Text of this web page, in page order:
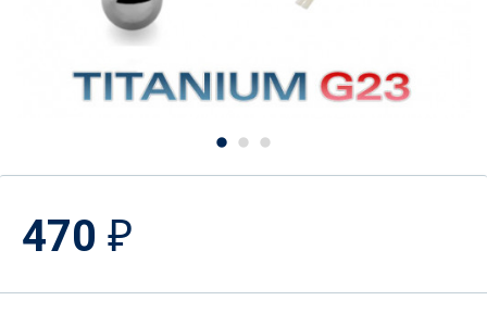
470 ₽